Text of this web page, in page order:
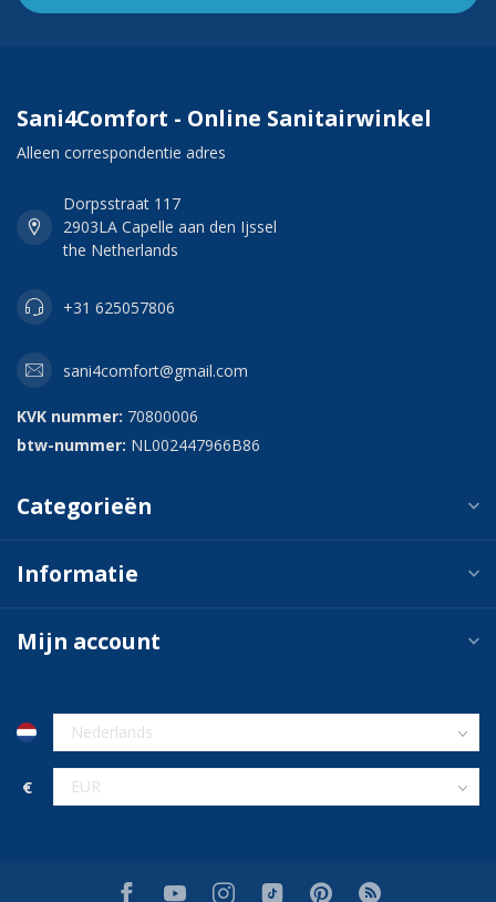
Sani4Comfort - Online Sanitairwinkel
Alleen correspondentie adres
Dorpsstraat 117
2903LA Capelle aan den Ijssel
the Netherlands
+31 625057806
sani4comfort@gmail.com
KVK nummer: 70800006
btw-nummer: NL002447966B86
Categorieën
Informatie
Mijn account
€